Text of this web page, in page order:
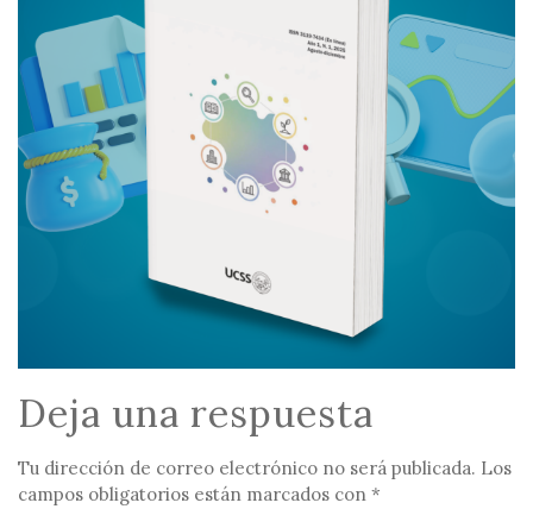
Deja una respuesta
Tu dirección de correo electrónico no será publicada. Los
campos obligatorios están marcados con *